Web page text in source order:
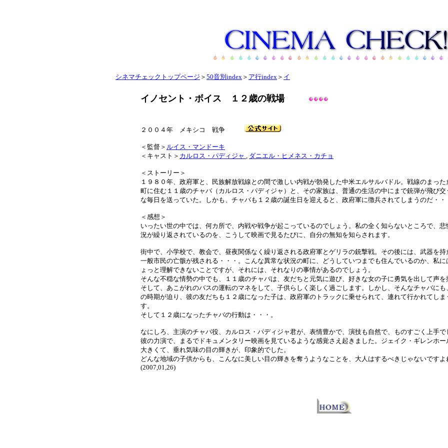
シネマチェックトップページ ＞ 50音別index ＞ ア行index ＞ イ
イノセント・ボイス １２歳の戦場
２００４年 メキシコ 戦争
＜監督＞ ルイス・マンドーキ
＜キャスト＞ カルロス・パディジャ , ダニエル・ヒメネス・カチョ
＜ストーリー＞
１９８０年、政府軍と、民族解放戦線との間で激しい内戦が勃発した中米エルサルバドル。戦線のまった
町に住む１１歳のチャバ（カルロス・パディジャ）と、その家族は、普通の生活の中にまで銃弾が飛び交
な毎日を送っていた。しかも、チャバも１２歳の誕生日を迎えると、政府軍に徴兵されてしまうのだ・・
＜感想＞
いったい世の中では、何カ所で、内戦や戦争が起こっているのでしょう。私の全く知らないところで、悲
況が繰り返されているのを、こうして映画で見るたびに、自分の無知を知らされます。
街中で、小学校で、教会で、昼夜関係なく繰り返される政府軍とゲリラの銃撃戦。その後には、武器を持
一般市民の亡骸が残される・・・。こんな異常な状況の町に、どうしていつまでも住んでいるのか、私に
ょっと理解できないことですが、それには、それなりの事情があるのでしょう。
そんな不穏な情勢の中でも、１１歳のチャバは、友だちと元気に遊び、好きな女の子に勇気を出して声を
そして、あこがれのバスの運転のマネをして、子供らしく楽しく過ごします。しかし、そんなチャバにも
の時期が迫り、彼の友だちも１２歳になった子は、政府軍のトラックに乗せられて、連れて行かれてしま
す。
そして１２歳になったチャバの行動は・・・。
なにしろ、主演のチャバ役、カルロス・パディジャ君が、表情豊かで、演技も自然で、ものすごく上手で
彼の力演で、まるでドキュメンタリー映画を見ているような感覚さえ起きました。ジェイク・ギレンホー
大きくて、垂れ気味の目の輝きが、印象的でした。
どんな地域の子供からも、こんなに美しい目の輝きを奪うようなことを、大人はするべきじゃないですよ
(2007,01,26)